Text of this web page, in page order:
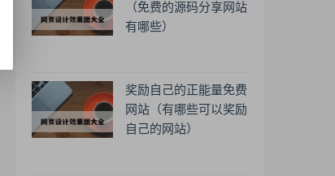
（免费的源码分享网站
有哪些）
奖励自己的正能量免费
网站（有哪些可以奖励
自己的网站）